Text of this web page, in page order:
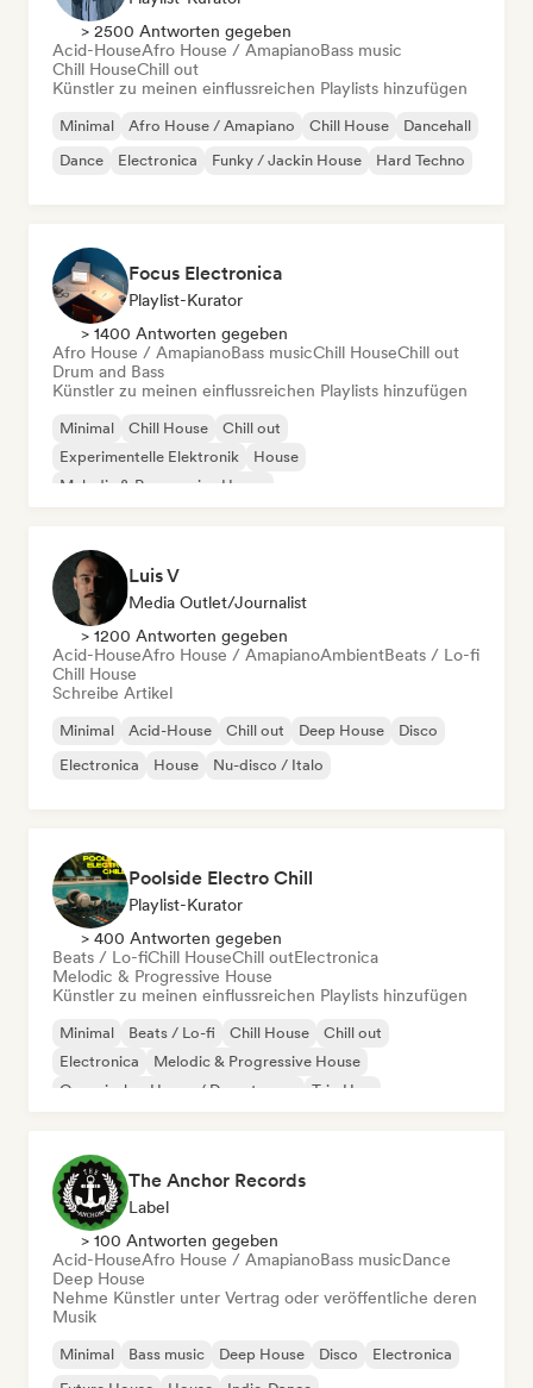
> 2500 Antworten gegeben
Acid-HouseAfro House / AmapianoBass music
Chill HouseChill out
Künstler zu meinen einflussreichen Playlists hinzufügen
Minimal Afro House / Amapiano Chill House
Dancehall
Dance
Electronica Funky / Jackin House Hard Techno
Focus Electronica
Playlist-Kurator
> 1400 Antworten gegeben
Afro House / AmapianoBass musicChill HouseChill out
Drum and Bass
Künstler zu meinen einflussreichen Playlists hinzufügen
Minimal Chill House
Chill out
Experimentelle Elektronik
House
Melodic & Progressive House
Luis V
Media Outlet/Journalist
> 1200 Antworten gegeben
Acid-HouseAfro House / AmapianoAmbientBeats / Lo-fi
Chill House
Schreibe Artikel
Minimal Acid-House Chill out Deep House
Disco
Electronica
House Nu-disco / Italo
Poolside Electro Chill
Playlist-Kurator
> 400 Antworten gegeben
Beats / Lo-fiChill HouseChill outElectronica
Melodic & Progressive House
Künstler zu meinen einflussreichen Playlists hinzufügen
Minimal Beats / Lo-fi Chill House
Chill out
Electronica
Melodic & Progressive House
Organischer House / Downtempo
Trip Hop
The Anchor Records
Label
> 100 Antworten gegeben
Acid-HouseAfro House / AmapianoBass musicDance
Deep House
Nehme Künstler unter Vertrag oder veröffentliche deren
Musik
Minimal Bass music Deep House Disco
Electronica